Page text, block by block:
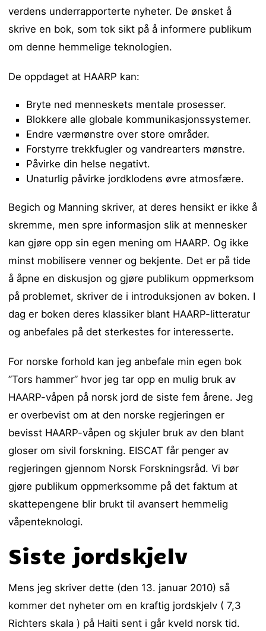
verdens underrapporterte nyheter. De ønsket å
skrive en bok, som tok sikt på å informere publikum
om denne hemmelige teknologien.
De oppdaget at HAARP kan:
Bryte ned menneskets mentale prosesser.
Blokkere alle globale kommunikasjonssystemer.
Endre værmønstre over store områder.
Forstyrre trekkfugler og vandrearters mønstre.
Påvirke din helse negativt.
Unaturlig påvirke jordklodens øvre atmosfære.
Begich og Manning skriver, at deres hensikt er ikke å
skremme, men spre informasjon slik at mennesker
kan gjøre opp sin egen mening om HAARP. Og ikke
minst mobilisere venner og bekjente. Det er på tide
å åpne en diskusjon og gjøre publikum oppmerksom
på problemet, skriver de i introduksjonen av boken. I
dag er boken deres klassiker blant HAARP-litteratur
og anbefales på det sterkestes for interesserte.
For norske forhold kan jeg anbefale min egen bok
”Tors hammer” hvor jeg tar opp en mulig bruk av
HAARP-våpen på norsk jord de siste fem årene. Jeg
er overbevist om at den norske regjeringen er
bevisst HAARP-våpen og skjuler bruk av den blant
gloser om sivil forskning. EISCAT får penger av
regjeringen gjennom Norsk Forskningsråd. Vi bør
gjøre publikum oppmerksomme på det faktum at
skattepengene blir brukt til avansert hemmelig
våpenteknologi.
Siste jordskjelv
Mens jeg skriver dette (den 13. januar 2010) så
kommer det nyheter om en kraftig jordskjelv ( 7,3
Richters skala ) på Haiti sent i går kveld norsk tid.